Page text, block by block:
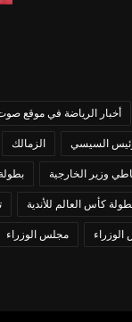
أخبار الرياضة في موقع
السيسي الزمالك
وزير الخارجية
كأس العالم للأندية
الوزراء مجلس الوزراء